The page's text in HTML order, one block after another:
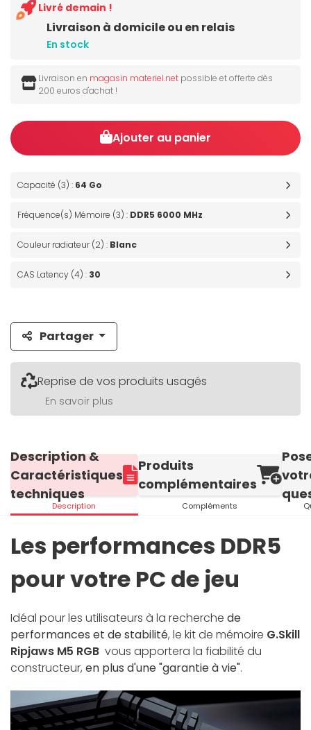
Livraison à domicile ou en relais
En stock
Livré demain !
Livraison en magasin materiel.net possible et offerte dès
200 euros d'achat !
Ajouter au panier
Capacité (3) : 64 Go
Fréquence(s) Mémoire (3) : DDR5 6000 MHz
Couleur radiateur (2) : Blanc
CAS Latency (4) : 30
Partager
Reprise de vos produits usagés
En savoir plus
Description &
Caractéristiques
techniques
Description
Produits
complémentaires
Compléments
Les performances DDR5
pour votre PC de jeu
Idéal pour les utilisateurs à la recherche de
performances et de stabilité, le kit de mémoire G.Skill
Ripjaws M5 RGB vous apportera la fiabilité du
constructeur, en plus d'une "garantie à vie".